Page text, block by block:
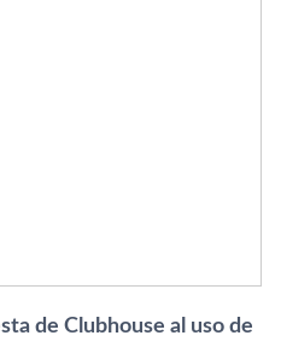
de Clubhouse al uso de